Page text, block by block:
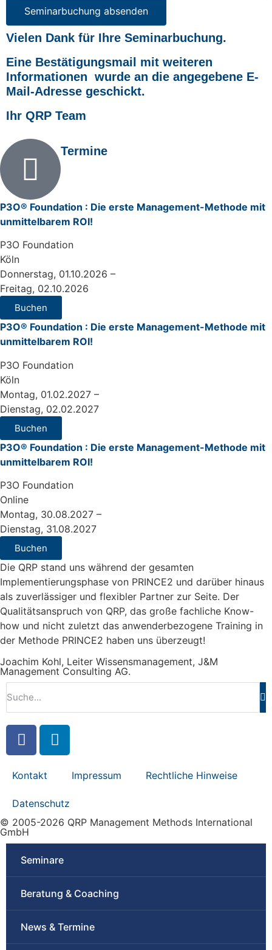
Seminarbuchung absenden
Vielen Dank für Ihre Seminarbuchung.
Eine Bestätigungsmail mit weiteren
Informationen wurde an die angegebene E-
Mail-Adresse geschickt.
Ihr QRP Team
Termine
P3O® Foundation : Die erste Management-Methode mit
unmittelbarem ROI!
P3O Foundation
Köln
Donnerstag, 01.10.2026 –
Freitag, 02.10.2026
Buchen
P3O® Foundation : Die erste Management-Methode mit
unmittelbarem ROI!
P3O Foundation
Köln
Montag, 01.02.2027 –
Dienstag, 02.02.2027
Buchen
P3O® Foundation : Die erste Management-Methode mit
unmittelbarem ROI!
P3O Foundation
Online
Montag, 30.08.2027 –
Dienstag, 31.08.2027
Buchen
Die QRP stand uns während der gesamten
Implementierungsphase von PRINCE2 und darüber hinaus
als zuverlässiger und flexibler Partner zur Seite. Der
Qualitätsanspruch von QRP, das große fachliche Know-
how und nicht zuletzt das anwenderbezogene Training in
der Methode PRINCE2 haben uns überzeugt!
Joachim Kohl, Leiter Wissensmanagement, J&M
Management Consulting AG.
Kontakt Impressum Rechtliche Hinweise
Datenschutz
© 2005-2026 QRP Management Methods International
GmbH
Seminare
Beratung & Coaching
News & Termine